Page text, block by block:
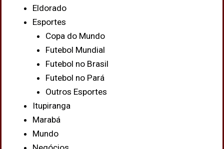
Eldorado
Esportes
Copa do Mundo
Futebol Mundial
Futebol no Brasil
Futebol no Pará
Outros Esportes
Itupiranga
Marabá
Mundo